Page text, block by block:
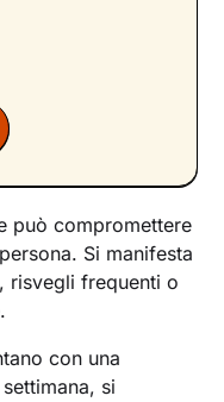
può compromettere
Si manifesta
risvegli frequenti o
con una
si